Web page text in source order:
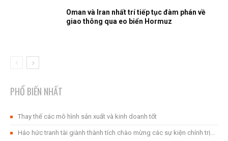
Oman và Iran nhất trí tiếp tục đàm phán về
giao thông qua eo biển Hormuz
PHỔ BIẾN NHẤT
Thay thế các mô hình sản xuất và kinh doanh tốt
Háo hức tranh tài giành thành tích chào mừng các sự kiện chính trị...